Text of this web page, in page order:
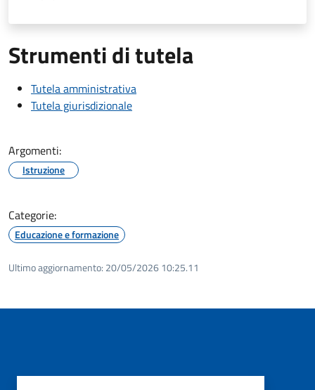
Strumenti di tutela
Tutela amministrativa
Tutela giurisdizionale
Argomenti:
Istruzione
Categorie:
Educazione e formazione
Ultimo aggiornamento: 20/05/2026 10:25.11